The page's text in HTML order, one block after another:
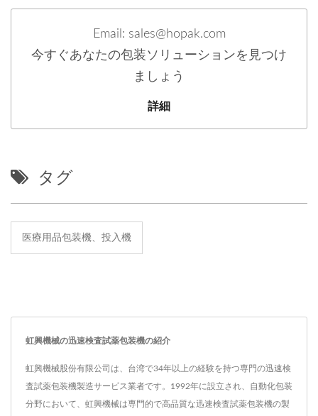
Email: sales@hopak.com
今すぐあなたの包装ソリューションを見つけ
ましょう
詳細
タグ
医療用品包装機、投入機
虹興機械の迅速検査試薬包装機の紹介
虹興機械股份有限公司は、台湾で34年以上の経験を持つ専門の迅速検
査試薬包装機製造サービス業者です。1992年に設立され、自動化包装
分野において、虹興機械は専門的で高品質な迅速検査試薬包装機の製